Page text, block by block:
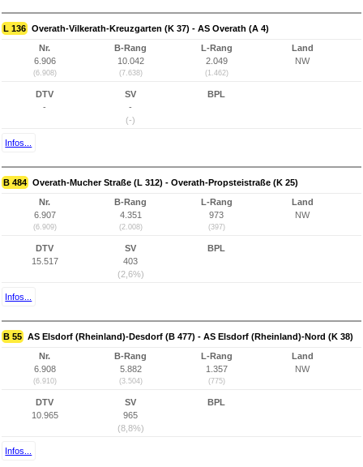
L 136 Overath-Vilkerath-Kreuzgarten (K 37) - AS Overath (A 4)
Nr.
6.906
(6.908)
B-Rang
10.042
(7.638)
L-Rang
2.049
(1.462)
Land
NW
DTV
-
SV
-
(-)
BPL
Infos...
B 484 Overath-Mucher Straße (L 312) - Overath-Propsteistraße (K 25)
Nr.
6.907
(6.909)
B-Rang
4.351
(2.008)
L-Rang
973
(397)
Land
NW
DTV
15.517
SV
403
(2,6%)
BPL
Infos...
B 55 AS Elsdorf (Rheinland)-Desdorf (B 477) - AS Elsdorf (Rheinland)-Nord (K 38)
Nr.
6.908
(6.910)
B-Rang
5.882
(3.504)
L-Rang
1.357
(775)
Land
NW
DTV
10.965
SV
965
(8,8%)
BPL
Infos...